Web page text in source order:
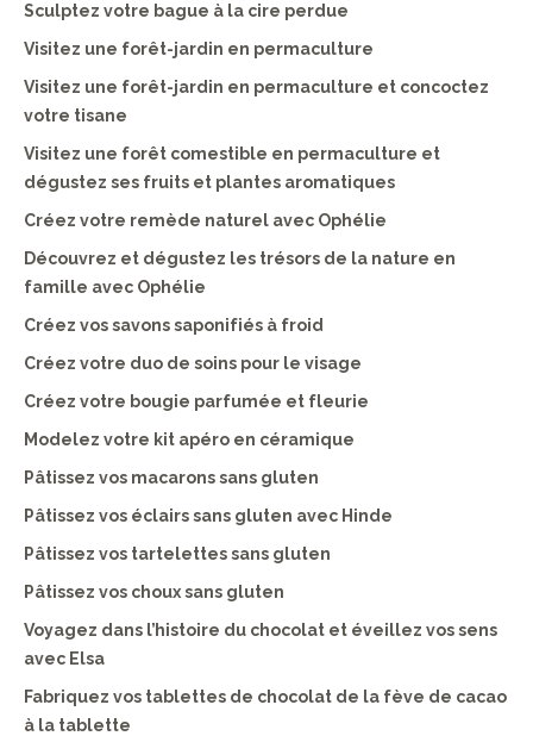
Sculptez votre bague à la cire perdue
Visitez une forêt-jardin en permaculture
Visitez une forêt-jardin en permaculture et concoctez
votre tisane
Visitez une forêt comestible en permaculture et
dégustez ses fruits et plantes aromatiques
Créez votre remède naturel avec Ophélie
Découvrez et dégustez les trésors de la nature en
famille avec Ophélie
Créez vos savons saponifiés à froid
Créez votre duo de soins pour le visage
Créez votre bougie parfumée et fleurie
Modelez votre kit apéro en céramique
Pâtissez vos macarons sans gluten
Pâtissez vos éclairs sans gluten avec Hinde
Pâtissez vos tartelettes sans gluten
Pâtissez vos choux sans gluten
Voyagez dans l’histoire du chocolat et éveillez vos sens
avec Elsa
Fabriquez vos tablettes de chocolat de la fève de cacao
à la tablette